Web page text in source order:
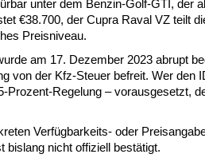
unter dem Benzin-Golf-GTI, der
€38.700, der Cupra Raval VZ teilt
Preisniveau.
am 17. Dezember 2023 abrupt
von der Kfz-Steuer befreit. Wer den
Regelung – vorausgesetzt,
Verfügbarkeits- oder
bislang nicht offiziell bestätigt.